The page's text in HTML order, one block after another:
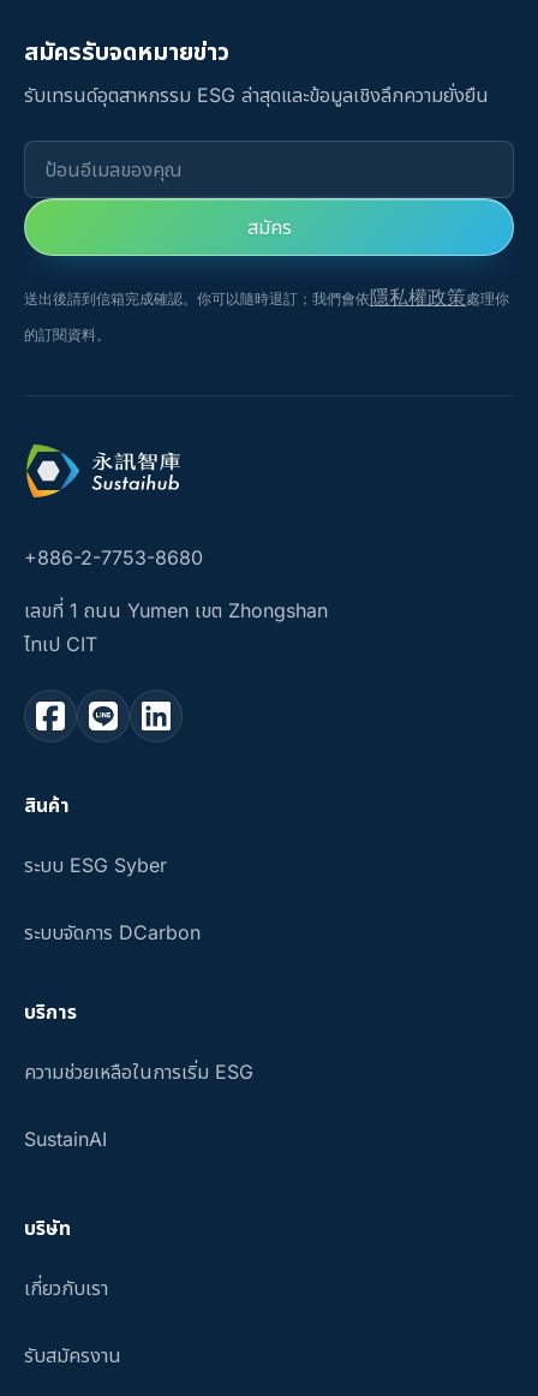
สมัครรับจดหมายข่าว
รับเทรนด์อุตสาหกรรม ESG ล่าสุดและข้อมูลเชิงลึกความยั่งยืน
ป้อนอีเมลของคุณ
สมัคร
送出後請到信箱完成確認。你可以隨時退訂；我們會依隱私權政策處理你
的訂閱資料。
+886-2-7753-8680
เลขที่ 1 ถนน Yumen เขต Zhongshan
ไทเป CIT
สินค้า
ระบบ ESG Syber
ระบบจัดการ DCarbon
บริการ
ความช่วยเหลือในการเริ่ม ESG
SustainAI
บริษัท
เกี่ยวกับเรา
รับสมัครงาน